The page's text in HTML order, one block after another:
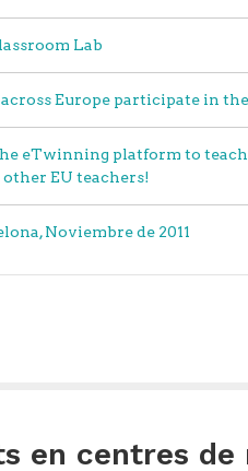
Lab
Europe participate in
eTwinning platform to
EU teachers!
Noviembre de 2011
en centres